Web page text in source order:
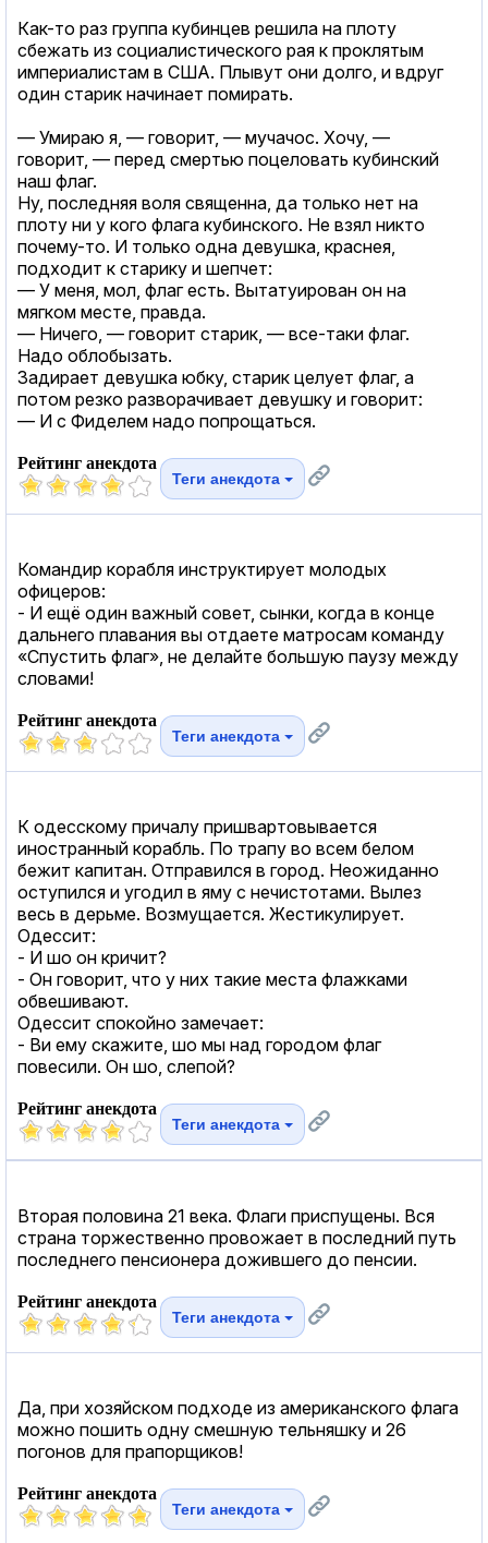
Как-то раз группа кубинцев решила на плоту
сбежать из социалистического рая к проклятым
империалистам в США. Плывут они долго, и вдруг
один старик начинает помирать.
— Умираю я, — говорит, — мучачос. Хочу, —
говорит, — перед смертью поцеловать кубинский
наш флаг.
Ну, последняя воля священна, да только нет на
плоту ни у кого флага кубинского. Не взял никто
почему-то. И только одна девушка, краснея,
подходит к старику и шепчет:
— У меня, мол, флаг есть. Вытатуирован он на
мягком месте, правда.
— Ничего, — говорит старик, — все-таки флаг.
Надо облобызать.
Задирает девушка юбку, старик целует флаг, а
потом резко разворачивает девушку и говорит:
— И с Фиделем надо попрощаться.
Рейтинг анекдота
Теги анекдота
Командир корабля инструктирует молодых
офицеров:
- И ещё один важный совет, сынки, когда в конце
дальнего плавания вы отдаете матросам команду
«Спустить флаг», не делайте большую паузу между
словами!
Рейтинг анекдота
Теги анекдота
К одесскому причалу пришвартовывается
иностранный корабль. По трапу во всем белом
бежит капитан. Отправился в город. Неожиданно
оступился и угодил в яму с нечистотами. Вылез
весь в дерьме. Возмущается. Жестикулирует.
Одессит:
- И шо он кричит?
- Он говорит, что у них такие места флажками
обвешивают.
Одессит спокойно замечает:
- Ви ему скажите, шо мы над городом флаг
повесили. Он шо, слепой?
Рейтинг анекдота
Теги анекдота
Вторая половина 21 века. Флаги приспущены. Вся
страна торжественно провожает в последний путь
последнего пенсионера дожившего до пенсии.
Рейтинг анекдота
Теги анекдота
Да, при хозяйском подходе из американского флага
можно пошить одну смешную тельняшку и 26
погонов для прапорщиков!
Рейтинг анекдота
Теги анекдота